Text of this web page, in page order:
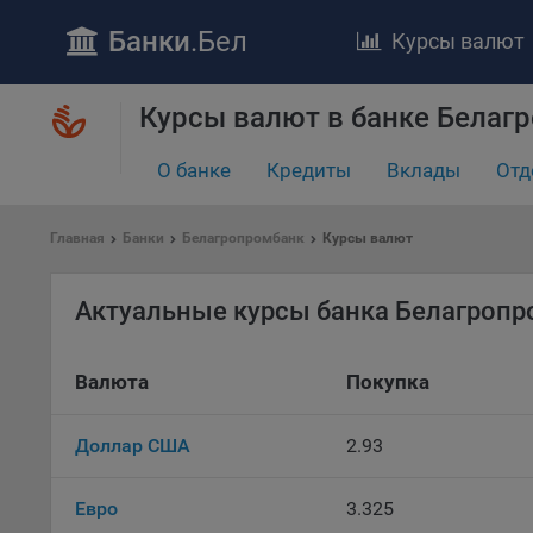
Банки.Бел Курсы валют
Курсы валют в банке
О банке Кредиты Вклады
Главная Банки Белагропромбанк Курсы валют
Актуальные курсы банка
Валюта Покупка
Доллар США 2.93
Евро 3.325